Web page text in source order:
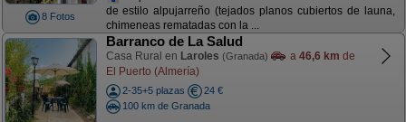
8 Fotos
de estilo alpujarreño (tejados planos cubiertos de launa,
chimeneas rematadas con la ...
Barranco de La Salud
Casa Rural en Laroles (Granada) a 46,6 km de
El Puerto (Almería)
2-35+5 plazas
24 €
100 km de Granada